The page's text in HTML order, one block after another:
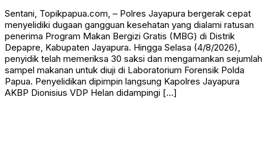
Sentani, Topikpapua.com, – Polres Jayapura bergerak cepat
menyelidiki dugaan gangguan kesehatan yang dialami ratusan
penerima Program Makan Bergizi Gratis (MBG) di Distrik
Depapre, Kabupaten Jayapura. Hingga Selasa (4/8/2026),
penyidik telah memeriksa 30 saksi dan mengamankan sejumlah
sampel makanan untuk diuji di Laboratorium Forensik Polda
Papua. Penyelidikan dipimpin langsung Kapolres Jayapura
AKBP Dionisius VDP Helan didampingi […]